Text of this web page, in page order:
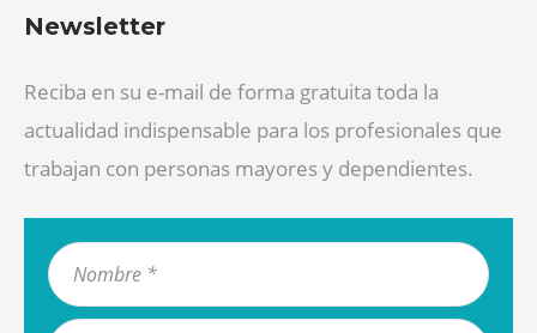
Newsletter
Reciba en su e-mail de forma gratuita toda la
actualidad indispensable para los profesionales que
trabajan con personas mayores y dependientes.